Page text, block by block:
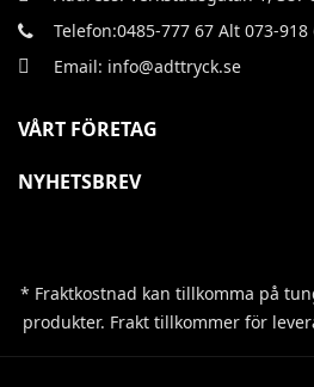
Telefon:0485-777 67 Alt 073-918
Email: info@adttryck.se
VÅRT FÖRETAG
NYHETSBREV
* Fraktkostnad kan tillkomma på
produkter. Frakt tillkommer för